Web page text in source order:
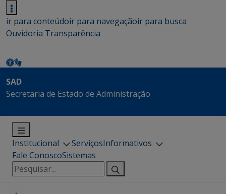
ir para conteúdoir para navegaçãoir para busca
Ouvidoria Transparência
SAD
Secretaria de Estado de Administração
Institucional ServiçosInformativos
Fale ConoscoSistemas
Pesquisar
por: